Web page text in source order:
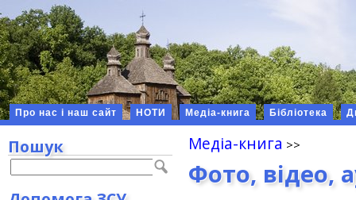
Про нас і наш сайт НОТИ Медіа-книга Бібліотека
Медіа-книга
Фото, відео,
Пошук